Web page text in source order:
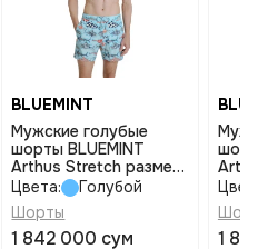
BLUEMINT
Мужские голубые
шорты BLUEMINT
Arthus Stretch размер
xl
Цвета:
Голубой
Шорты
1 842 000 сум
2xl
1